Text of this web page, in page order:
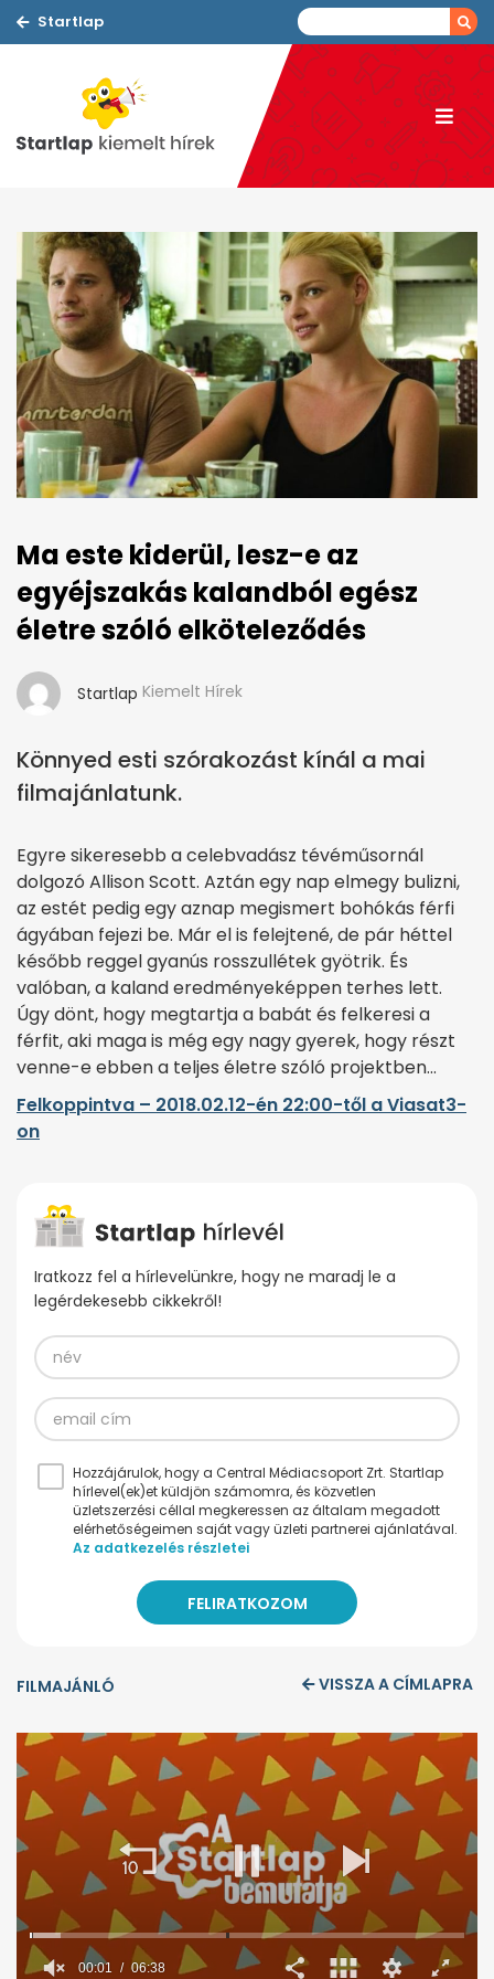
Startlap
Ma este kiderül, lesz-e az
egyéjszakás kalandból egész
életre szóló elköteleződés
Startlap Kiemelt Hírek
Könnyed esti szórakozást kínál a mai
filmajánlatunk.
Egyre sikeresebb a celebvadász tévéműsornál
dolgozó Allison Scott. Aztán egy nap elmegy bulizni,
az estét pedig egy aznap megismert bohókás férfi
ágyában fejezi be. Már el is felejtené, de pár héttel
később reggel gyanús rosszullétek gyötrik. És
valóban, a kaland eredményeképpen terhes lett.
Úgy dönt, hogy megtartja a babát és felkeresi a
férfit, aki maga is még egy nagy gyerek, hogy részt
venne-e ebben a teljes életre szóló projektben…
Felkoppintva – 2018.02.12-én 22:00-től a Viasat3-
on
Iratkozz fel a hírlevelünkre, hogy ne maradj le a
legérdekesebb cikkekről!
Hozzájárulok, hogy a Central Médiacsoport Zrt. Startlap
hírlevel(ek)et küldjön számomra, és közvetlen
üzletszerzési céllal megkeressen az általam megadott
elérhetőségeimen saját vagy üzleti partnerei ajánlatával.
Az adatkezelés részletei
FILMAJÁNLÓ VISSZA A CÍMLAPRA
00:02 06:38